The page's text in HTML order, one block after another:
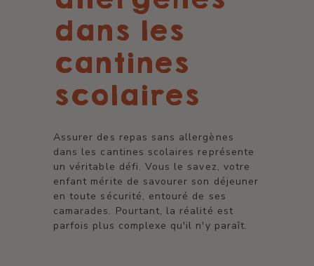
dans les
cantines
scolaires
Assurer des repas sans allergènes
dans les cantines scolaires représente
un véritable défi. Vous le savez, votre
enfant mérite de savourer son déjeuner
en toute sécurité, entouré de ses
camarades. Pourtant, la réalité est
parfois plus complexe qu'il n'y paraît.